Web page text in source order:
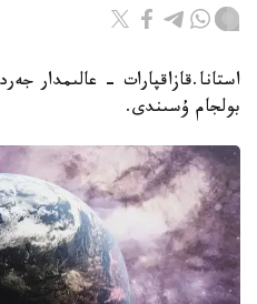
استانا.قازاقپارات - عالىمدار
بولجام ۇسىندى.